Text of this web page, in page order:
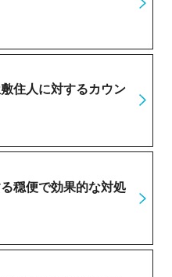
住人に対するカウン
穏便で効果的な対処